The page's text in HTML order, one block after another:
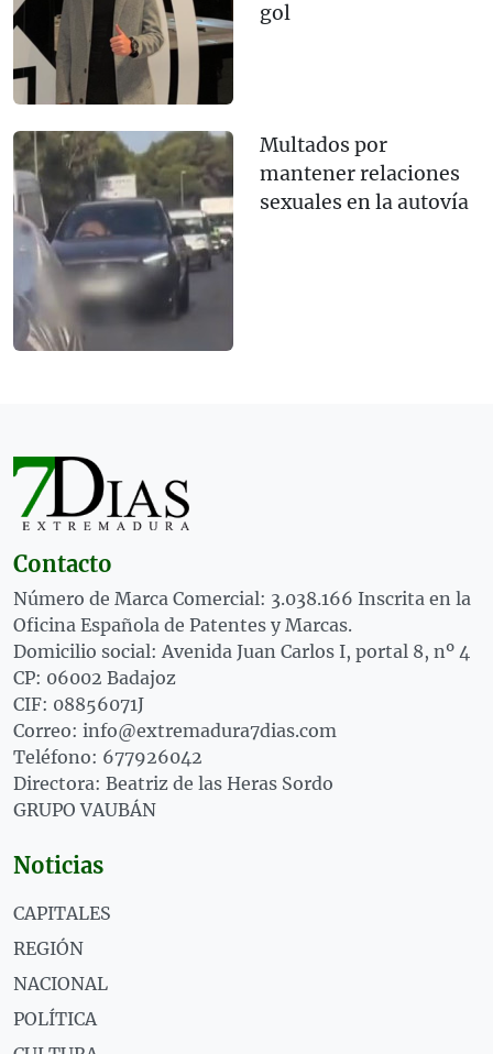
gol
Multados por
mantener relaciones
sexuales en la autovía
Contacto
Número de Marca Comercial: 3.038.166 Inscrita en la
Oficina Española de Patentes y Marcas.
Domicilio social: Avenida Juan Carlos I, portal 8, nº 4
CP: 06002 Badajoz
CIF: 08856071J
Correo: info@extremadura7dias.com
Teléfono: 677926042
Directora: Beatriz de las Heras Sordo
GRUPO VAUBÁN
Noticias
CAPITALES
REGIÓN
NACIONAL
POLÍTICA